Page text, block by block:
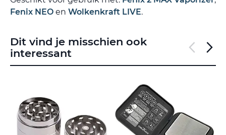
Fenix NEO en Wolkenkraft LIVE.
Dit vind je misschien ook
interessant